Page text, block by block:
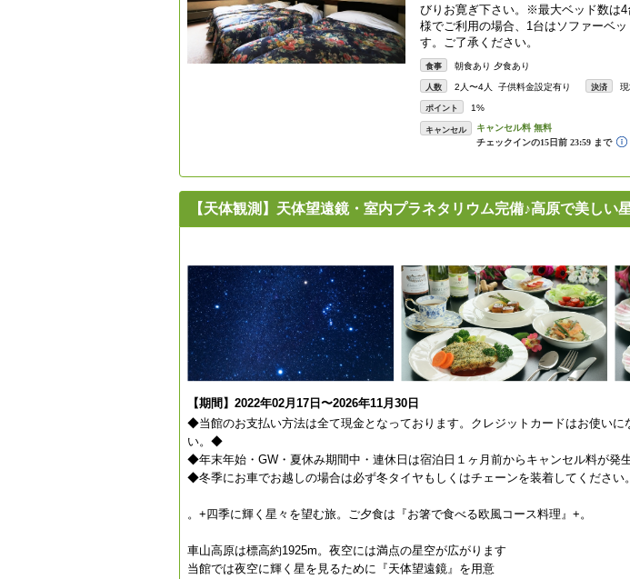
びりお寛ぎ下さい。※最大ベッド数は4
様でご利用の場合、1台はソファーベッ
す。ご了承ください。
食事 朝食あり 夕食あり
人数 2人〜4人 子供料金設定有り 決済
ポイント 1%
キャンセル
【天体観測】天体望遠鏡・室内プラネタリウム完備♪高原で美し
【期間】2022年02月17日〜2026年11月30日
◆当館のお支払い方法は全て現金となっております。クレジットカードはお使いに
い。◆
◆年末年始・GW・夏休み期間中・連休日は宿泊日１ヶ月前からキャンセル料が発
◆冬季にお車でお越しの場合は必ず冬タイヤもしくはチェーンを装着してくださ
。+四季に輝く星々を望む旅。ご夕食は『お箸で食べる欧風コース料理』+。
車山高原は標高約1925m。夜空には満点の星空が広がります
当館では夜空に輝く星を見るために『天体望遠鏡』を用意